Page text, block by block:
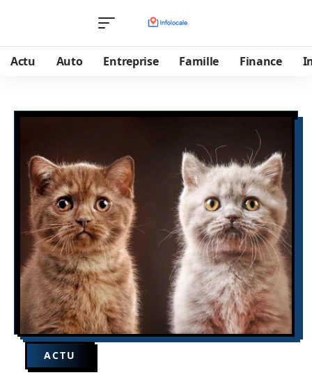
Actu Auto Entreprise Famille Finance
ACTU